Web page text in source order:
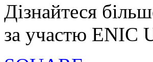
Дізнайтеся
за участю ENIC